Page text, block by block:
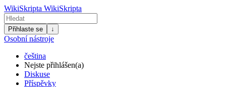
WikiSkripta WikiSkripta
Přihlaste se ↓
Osobní nástroje
čeština
Nejste přihlášen(a)
Diskuse
Příspěvky